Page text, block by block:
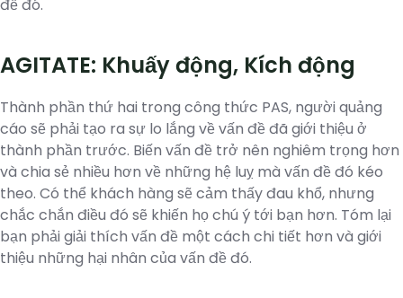
đề đó.
AGITATE: Khuấy động, Kích động
Thành phần thứ hai trong công thức PAS, người quảng
cáo sẽ phải tạo ra sự lo lắng về vấn đề đã giới thiệu ở
thành phần trước. Biến vấn đề trở nên nghiêm trọng hơn
và chia sẻ nhiều hơn về những hệ luỵ mà vấn đề đó kéo
theo. Có thể khách hàng sẽ cảm thấy đau khổ, nhưng
chắc chắn điều đó sẽ khiến họ chú ý tới bạn hơn. Tóm lại
bạn phải giải thích vấn đề một cách chi tiết hơn và giới
thiệu những hại nhân của vấn đề đó.